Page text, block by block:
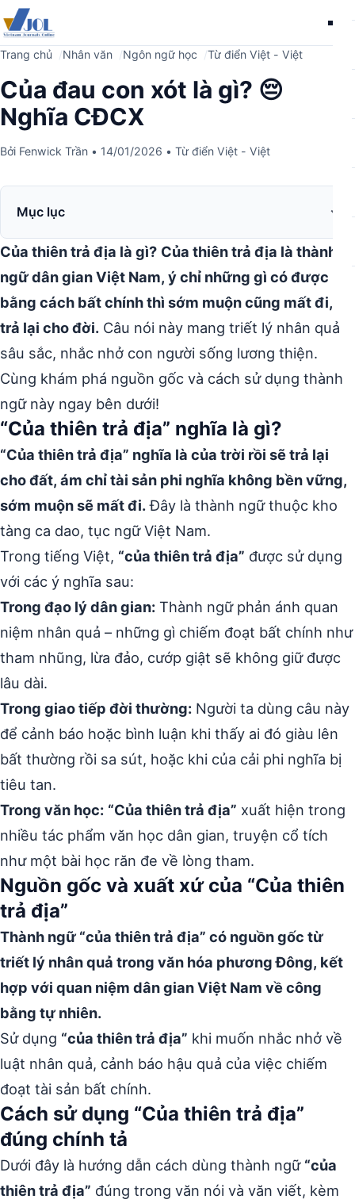
Trang chủ Nhân văn Ngôn ngữ học Từ điển Việt - Việt
Của đau con xót là gì? 😔
Nghĩa CĐCX
Bởi Fenwick Trần • 14/01/2026 • Từ điển Việt - Việt
Mục lục
Của thiên trả địa là gì? Của thiên trả địa là thành
ngữ dân gian Việt Nam, ý chỉ những gì có được
bằng cách bất chính thì sớm muộn cũng mất đi,
trả lại cho đời. Câu nói này mang triết lý nhân quả
sâu sắc, nhắc nhở con người sống lương thiện.
Cùng khám phá nguồn gốc và cách sử dụng thành
ngữ này ngay bên dưới!
“Của thiên trả địa” nghĩa là gì?
“Của thiên trả địa” nghĩa là của trời rồi sẽ trả lại
cho đất, ám chỉ tài sản phi nghĩa không bền vững,
sớm muộn sẽ mất đi.Đây là thành ngữ thuộc kho
tàng ca dao, tục ngữ Việt Nam.
Trong tiếng Việt, “của thiên trả địa” được sử dụng
với các ý nghĩa sau:
Trong đạo lý dân gian: Thành ngữ phản ánh quan
niệm nhân quả – những gì chiếm đoạt bất chính như
tham nhũng, lừa đảo, cướp giật sẽ không giữ được
lâu dài.
Trong giao tiếp đời thường: Người ta dùng câu này
để cảnh báo hoặc bình luận khi thấy ai đó giàu lên
bất thường rồi sa sút, hoặc khi của cải phi nghĩa bị
tiêu tan.
Trong văn học: “Của thiên trả địa” xuất hiện trong
nhiều tác phẩm văn học dân gian, truyện cổ tích
như một bài học răn đe về lòng tham.
Nguồn gốc và xuất xứ của “Của thiên
trả địa”
Thành ngữ “của thiên trả địa” có nguồn gốc từ
triết lý nhân quả trong văn hóa phương Đông, kết
hợp với quan niệm dân gian Việt Nam về công
bằng tự nhiên.
Sử dụng “của thiên trả địa” khi muốn nhắc nhở về
luật nhân quả, cảnh báo hậu quả của việc chiếm
đoạt tài sản bất chính.
Cách sử dụng “Của thiên trả địa”
đúng chính tả
Dưới đây là hướng dẫn cách dùng thành ngữ “của
thiên trả địa” đúng trong văn nói và văn viết, kèm